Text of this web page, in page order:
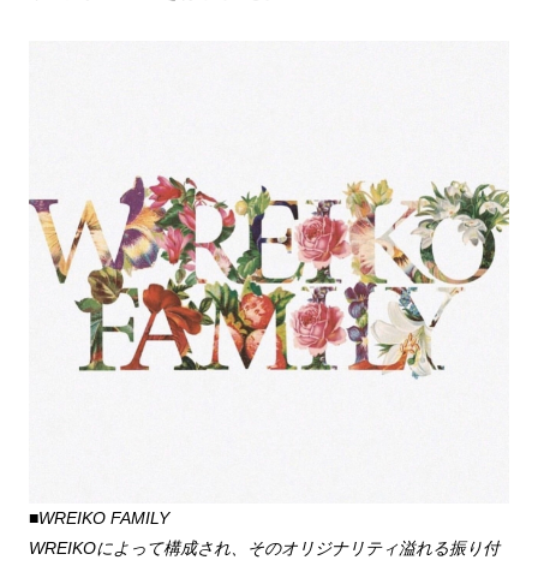
■WREIKO FAMILY
WREIKOによって構成され、そのオリジナリティ溢れる振り付